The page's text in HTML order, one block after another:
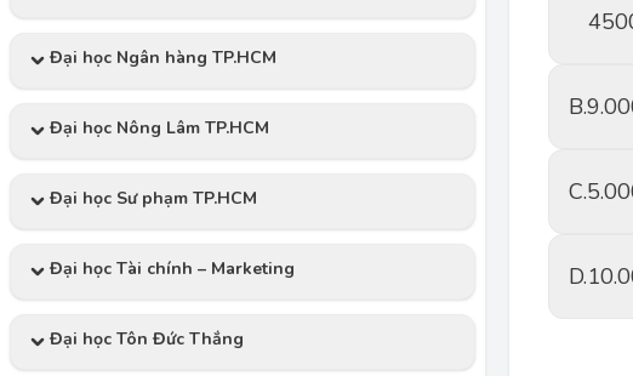
Đại học Ngân hàng TP.HCM
Đại học Nông Lâm TP.HCM
Đại học Sư phạm TP.HCM
Đại học Tài chính – Marketing
Đại học Tôn Đức Thắng
B.
C.
D.